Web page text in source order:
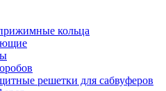
кольца
решетки для сабвуферов